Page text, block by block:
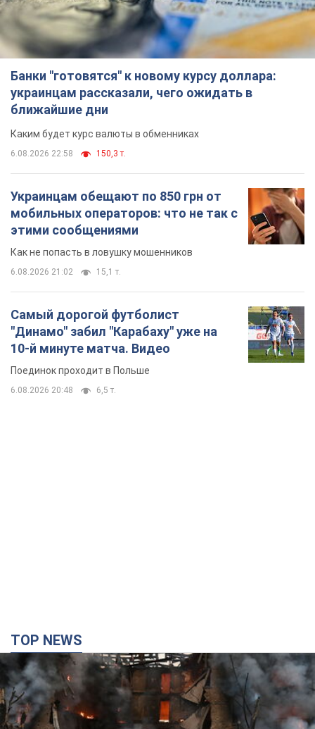
Банки "готовятся" к новому курсу доллара:
украинцам рассказали, чего ожидать в
ближайшие дни
Каким будет курс валюты в обменниках
6.08.2026 22:58 150,3 т.
Украинцам обещают по 850 грн от
мобильных операторов: что не так с
этими сообщениями
Как не попасть в ловушку мошенников
6.08.2026 21:02 15,1 т.
Самый дорогой футболист
"Динамо" забил "Карабаху" уже на
10-й минуте матча. Видео
Поединок проходит в Польше
6.08.2026 20:48 6,5 т.
TOP NEWS